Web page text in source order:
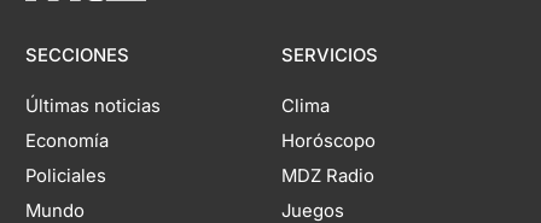
SECCIONES
Últimas noticias
Economía
Policiales
Mundo
SERVICIOS
Clima
Horóscopo
MDZ Radio
Juegos